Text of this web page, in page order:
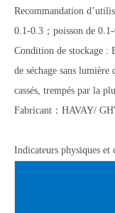
Recommandation
0.1-0.3；poisson de
Condition de stockage :
de séchage sans
cassés, trempés par la
Fabricant：HAVAY/
Indicateurs physiques et